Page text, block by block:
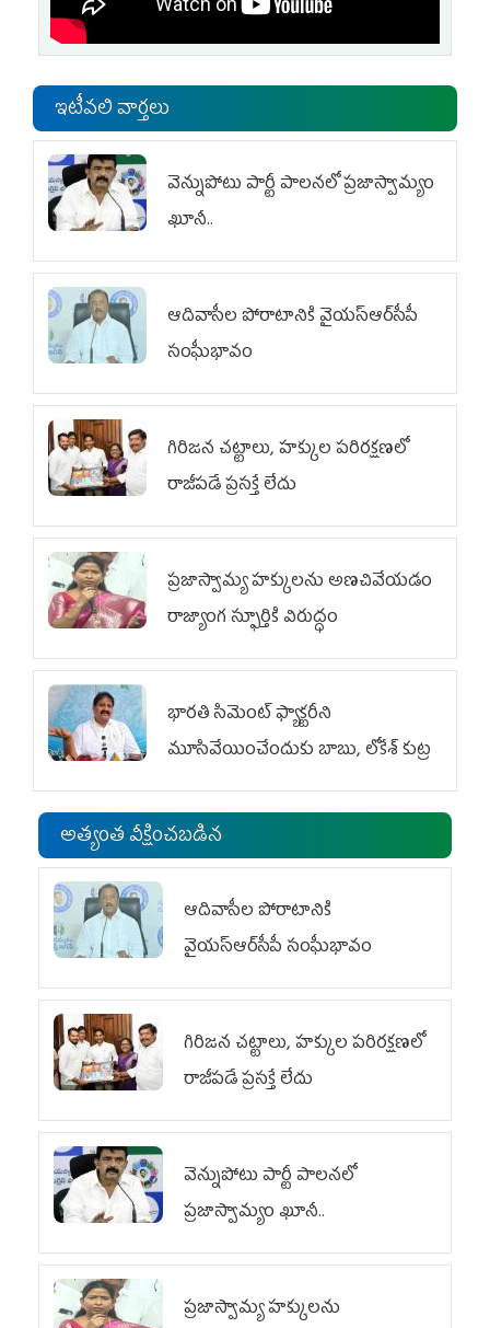
ఇటీవలి వార్తలు
వెన్నుపోటు పార్టీ పాలనలో ప్రజాస్వామ్యం
ఖూనీ..
ఆదివాసీల పోరాటానికి వైయ‌స్ఆర్‌సీపీ
సంఘీభావం
గిరిజన చట్టాలు, హక్కుల పరిరక్షణలో
రాజీపడే ప్రసక్తే లేదు
ప్రజాస్వామ్య హక్కులను అణచివేయడం
రాజ్యాంగ స్ఫూర్తికి విరుద్ధం
భారతి సిమెంట్ ఫ్యాక్టరీని
మూసివేయించేందుకు బాబు, లోకేశ్ కుట్ర
అత్యంత వీక్షించబడిన
ఆదివాసీల పోరాటానికి
వైయ‌స్ఆర్‌సీపీ సంఘీభావం
గిరిజన చట్టాలు, హక్కుల పరిరక్షణలో
రాజీపడే ప్రసక్తే లేదు
వెన్నుపోటు పార్టీ పాలనలో
ప్రజాస్వామ్యం ఖూనీ..
ప్రజాస్వామ్య హక్కులను